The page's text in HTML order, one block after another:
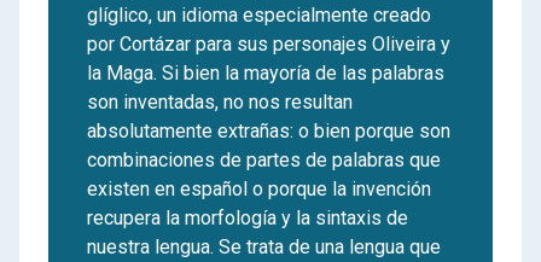
glíglico, un idioma especialmente creado
por Cortázar para sus personajes Oliveira y
la Maga. Si bien la mayoría de las palabras
son inventadas, no nos resultan
absolutamente extrañas: o bien porque son
combinaciones de partes de palabras que
existen en español o porque la invención
recupera la morfología y la sintaxis de
nuestra lengua. Se trata de una lengua que